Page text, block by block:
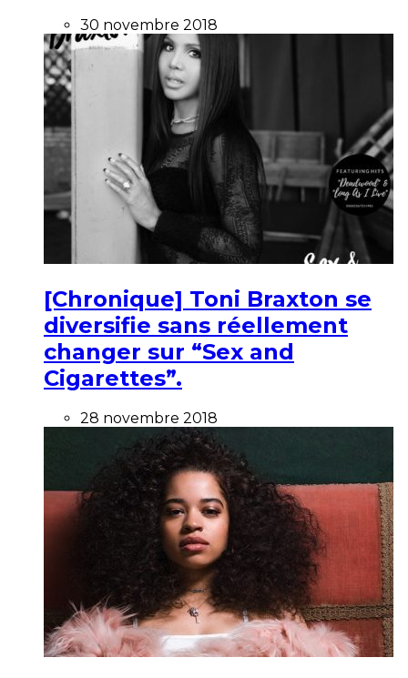
30 novembre 2018
[Chronique] Toni Braxton se
diversifie sans réellement
changer sur “Sex and
Cigarettes”.
28 novembre 2018